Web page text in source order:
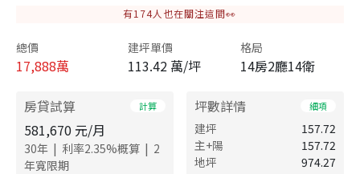
有174人也在關注這間👀
總價
17,888萬
建坪單價
113.42 萬/坪
格局
14房2廳14衛
房貸試算 計算
581,670 元/月
30年 | 利率2.35%概算 | 2
年寬限期
坪數詳情 細項
建坪
157.72
主+陽
157.72
地坪
974.27